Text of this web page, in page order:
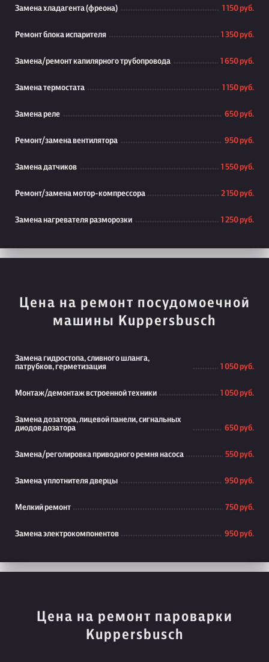
Замена хладагента (фреона) 1 150 руб.
Ремонт блока испарителя 1 350 руб.
Замена/ремонт капилярного трубопровода 1 650 руб.
Замена термостата 1 150 руб.
Замена реле 650 руб.
Ремонт/замена вентилятора 950 руб.
Замена датчиков 1 550 руб.
Ремонт/замена мотор-компрессора 2 150 руб.
Замена нагревателя разморозки 1 250 руб.
Цена на ремонт посудомоечной
машины Kuppersbusch
Замена гидростопа, сливного шланга,
патрубков, герметизация
1 050 руб.
Монтаж/демонтаж встроенной техники 1 050 руб.
Замена дозатора, лицевой панели, сигнальных
диодов дозатора
650 руб.
Замена/реголировка приводного ремня насоса 550 руб.
Замена уплотнителя дверцы 950 руб.
Мелкий ремонт 750 руб.
Замена электрокомпонентов 950 руб.
Цена на ремонт пароварки
Kuppersbusch